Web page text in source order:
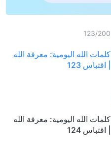
123/200
كلمات الله اليومية: معرفة الله
| اقتباس 123
كلمات الله اليومية: معرفة الله
| اقتباس 124